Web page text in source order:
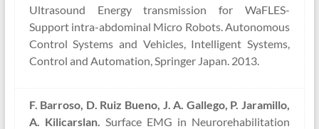
Ultrasound Energy transmission for WaFLES-
Support intra-abdominal Micro Robots. Autonomous
Control Systems and Vehicles, Intelligent Systems,
Control and Automation, Springer Japan. 2013.
F. Barroso, D. Ruiz Bueno, J. A. Gallego, P. Jaramillo,
A. Kilicarslan. Surface EMG in Neurorehabilitation